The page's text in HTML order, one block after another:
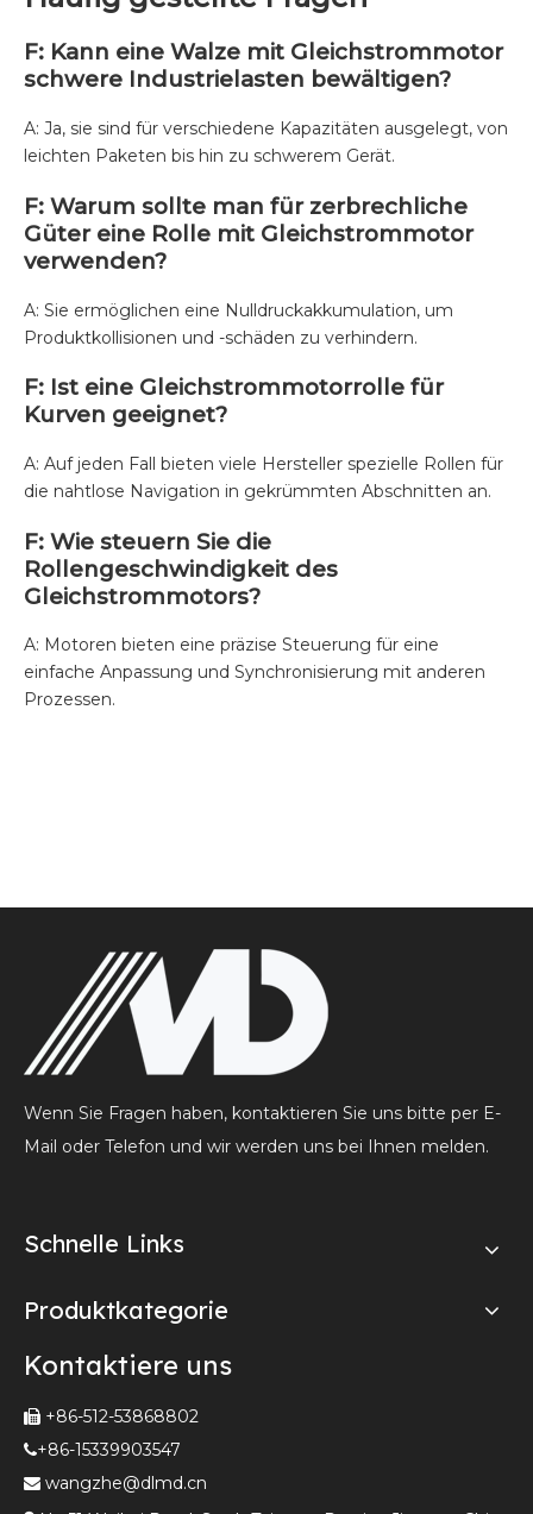
F: Kann eine Walze mit Gleichstrommotor
schwere Industrielasten bewältigen?
A: Ja, sie sind für verschiedene Kapazitäten ausgelegt, von
leichten Paketen bis hin zu schwerem Gerät.
F: Warum sollte man für zerbrechliche
Güter eine Rolle mit Gleichstrommotor
verwenden?
A: Sie ermöglichen eine Nulldruckakkumulation, um
Produktkollisionen und -schäden zu verhindern.
F: Ist eine Gleichstrommotorrolle für
Kurven geeignet?
A: Auf jeden Fall bieten viele Hersteller spezielle Rollen für
die nahtlose Navigation in gekrümmten Abschnitten an.
F: Wie steuern Sie die
Rollengeschwindigkeit des
Gleichstrommotors?
A: Motoren bieten eine präzise Steuerung für eine
einfache Anpassung und Synchronisierung mit anderen
Prozessen.
Wenn Sie Fragen haben, kontaktieren Sie uns bitte per E-
Mail oder Telefon und wir werden uns bei Ihnen melden.
Schnelle Links
Produktkategorie
Kontaktiere uns
 +86-512-53868802
+86-15339903547
 wangzhe@dlmd.cn